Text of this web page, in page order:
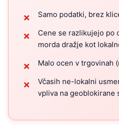
✗ Samo podatki, brez
✗
Cene se razlikujejo po
morda dražje kot
✗ Malo ocen v trgovinah
✗
Včasih ne-lokalni
vpliva na geoblokirane